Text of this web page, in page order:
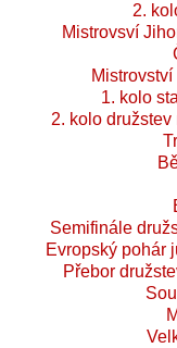
2.
Mistrovsví
1. kolo
2. kolo
Semifinále
Evropský pohár
Přebor